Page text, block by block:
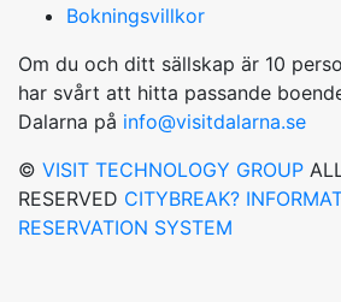
Bokningsvillkor
Om du och ditt sällskap är 10
har svårt att hitta passande
Dalarna på info@visitdalarna.se
© VISIT TECHNOLOGY GROUP
RESERVED CITYBREAK?
RESERVATION SYSTEM